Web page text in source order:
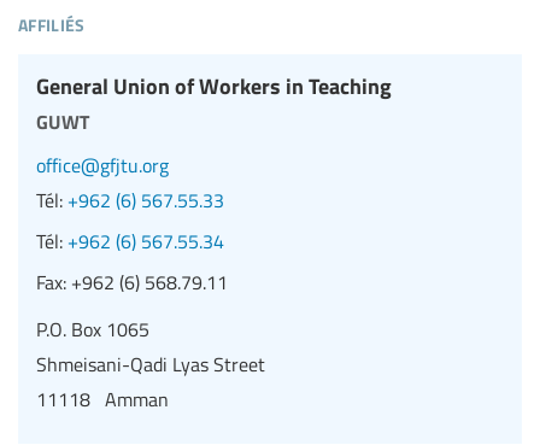
affiliés
General Union of Workers in Teaching
guwt
office@gfjtu.org
Tél: +962 (6) 567.55.33
Tél: +962 (6) 567.55.34
Fax: +962 (6) 568.79.11
P.O. Box 1065
Shmeisani-Qadi Lyas Street
11118 Amman